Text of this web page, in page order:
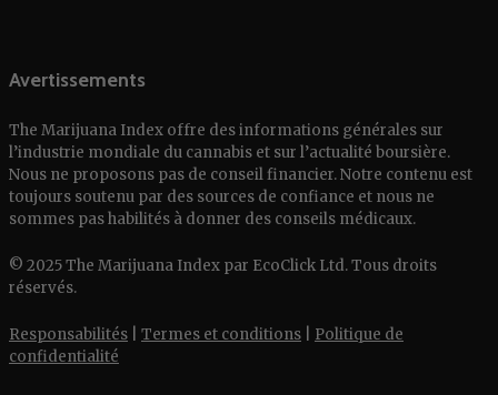
Avertissements
The Marijuana Index offre des informations générales sur
l’industrie mondiale du cannabis et sur l’actualité boursière.
Nous ne proposons pas de conseil financier. Notre contenu est
toujours soutenu par des sources de confiance et nous ne
sommes pas habilités à donner des conseils médicaux.
© 2025 The Marijuana Index par EcoClick Ltd. Tous droits
réservés.
Responsabilités Termes et conditions
Politique de
confidentialité